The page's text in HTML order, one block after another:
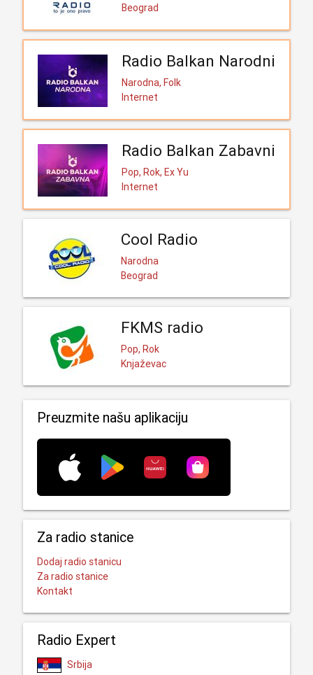
Beograd
Radio Balkan Narodni
Narodna, Folk
Internet
Radio Balkan Zabavni
Pop, Rok, Ex Yu
Internet
Cool Radio
Narodna
Beograd
FKMS radio
Pop, Rok
Knjaževac
Preuzmite našu aplikaciju
Za radio stanice
Dodaj radio stanicu
Za radio stanice
Kontakt
Radio Expert
Srbija